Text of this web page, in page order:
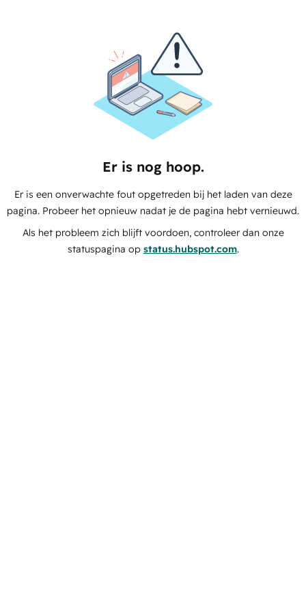
Er is nog hoop.
Er is een onverwachte fout opgetreden bij het laden van deze
pagina. Probeer het opnieuw nadat je de pagina hebt vernieuwd.
Als het probleem zich blijft voordoen, controleer dan onze
statuspagina op status.hubspot.com.